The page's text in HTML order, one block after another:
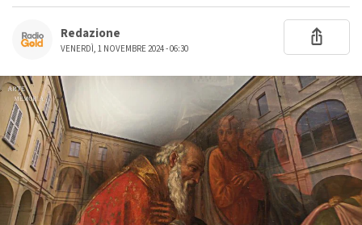
Redazione
VENERDÌ, 1 NOVEMBRE 2024 - 06:30